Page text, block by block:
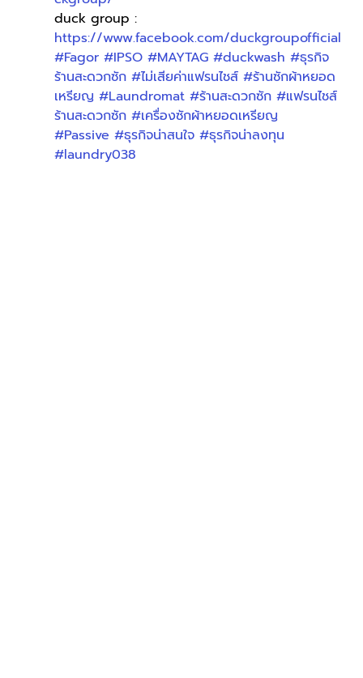
duck group :
https://www.facebook.com/duckgroupofficial
#Fagor #IPSO #MAYTAG #duckwash #ธุรกิจ
ร้านสะดวกซัก #ไม่เสียค่าแฟรนไชส์ #ร้านซักผ้าหยอด
เหรียญ #Laundromat #ร้านสะดวกซัก #แฟรนไชส์
ร้านสะดวกซัก #เครื่องซักผ้าหยอดเหรียญ
#Passive #ธุรกิจน่าสนใจ #ธุรกิจน่าลงทุน
#laundry038